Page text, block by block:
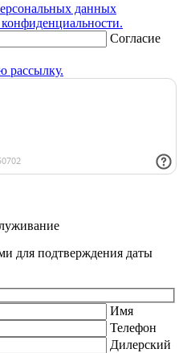
данных
Согласие
рассылку.
для подтверждения даты
Имя
Телефон
Дилерский